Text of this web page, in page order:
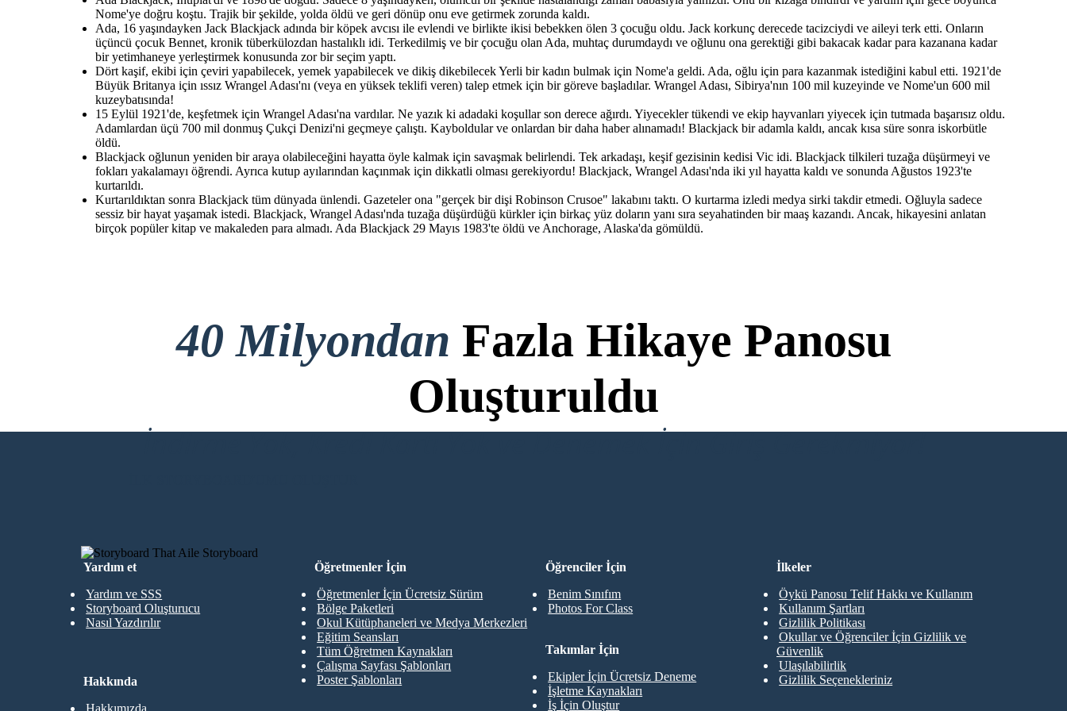
Nome'ye doğru koştu. Trajik bir şekilde, yolda öldü ve geri dönüp onu eve getirmek zorunda kaldı.
Ada, 16 yaşındayken Jack Blackjack adında bir köpek avcısı ile evlendi ve birlikte ikisi bebekken ölen 3 çocuğu oldu. Jack korkunç derecede tacizciydi ve aileyi terk etti. Onların
üçüncü çocuk Bennet, kronik tüberkülozdan hastalıklı idi. Terkedilmiş ve bir çocuğu olan Ada, muhtaç durumdaydı ve oğlunu ona gerektiği gibi bakacak kadar para kazanana kadar
bir yetimhaneye yerleştirmek konusunda zor bir seçim yaptı.
Dört kaşif, ekibi için çeviri yapabilecek, yemek yapabilecek ve dikiş dikebilecek Yerli bir kadın bulmak için Nome'a geldi. Ada, oğlu için para kazanmak istediğini kabul etti. 1921'de
Büyük Britanya için ıssız Wrangel Adası'nı (veya en yüksek teklifi veren) talep etmek için bir göreve başladılar. Wrangel Adası, Sibirya'nın 100 mil kuzeyinde ve Nome'un 600 mil
kuzeybatısında!
15 Eylül 1921'de, keşfetmek için Wrangel Adası'na vardılar. Ne yazık ki adadaki koşullar son derece ağırdı. Yiyecekler tükendi ve ekip hayvanları yiyecek için tutmada başarısız oldu.
Adamlardan üçü 700 mil donmuş Çukçi Denizi'ni geçmeye çalıştı. Kayboldular ve onlardan bir daha haber alınamadı! Blackjack bir adamla kaldı, ancak kısa süre sonra iskorbütle
öldü.
Blackjack oğlunun yeniden bir araya olabileceğini hayatta öyle kalmak için savaşmak belirlendi. Tek arkadaşı, keşif gezisinin kedisi Vic idi. Blackjack tilkileri tuzağa düşürmeyi ve
fokları yakalamayı öğrendi. Ayrıca kutup ayılarından kaçınmak için dikkatli olması gerekiyordu! Blackjack, Wrangel Adası'nda iki yıl hayatta kaldı ve sonunda Ağustos 1923'te
kurtarıldı.
Kurtarıldıktan sonra Blackjack tüm dünyada ünlendi. Gazeteler ona "gerçek bir dişi Robinson Crusoe" lakabını taktı. O kurtarma izledi medya sirki takdir etmedi. Oğluyla sadece
sessiz bir hayat yaşamak istedi. Blackjack, Wrangel Adası'nda tuzağa düşürdüğü kürkler için birkaç yüz doların yanı sıra seyahatinden bir maaş kazandı. Ancak, hikayesini anlatan
birçok popüler kitap ve makaleden para almadı. Ada Blackjack 29 Mayıs 1983'te öldü ve Anchorage, Alaska'da gömüldü.
40 Milyondan Fazla Hikaye Panosu
Oluşturuldu
İndirme Yok, Kredi Kartı Yok ve Denemek İçin Giriş Gerekmiyor!
Yardım et
Yardım ve SSS
Storyboard Oluşturucu
Nasıl Yazdırılır
Öğrenciler İçin
Benim Sınıfım
Photos For Class
Öğretmenler İçin
Öğretmenler İçin Ücretsiz Sürüm
Bölge Paketleri
Okul Kütüphaneleri ve Medya Merkezleri
Eğitim Seansları
Tüm Öğretmen Kaynakları
Çalışma Sayfası Şablonları
Poster Şablonları
Takımlar İçin
Ekipler İçin Ücretsiz Deneme
İşletme Kaynakları
İş İçin Oluştur
Hakkında
Hakkımızda
İlkeler
Öykü Panosu Telif Hakkı ve Kullanım
Kullanım Şartları
Gizlilik Politikası
Okullar ve Öğrenciler İçin Gizlilik ve
Güvenlik
Ulaşılabilirlik
Gizlilik Seçenekleriniz